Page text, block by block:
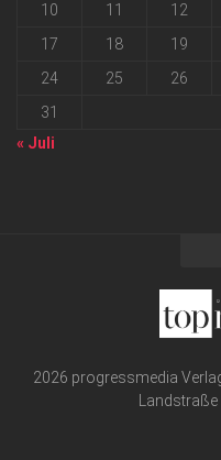
10
11 12
17
18 19
24
25 26
31
« Juli
2026 progressmedia
Landstraße